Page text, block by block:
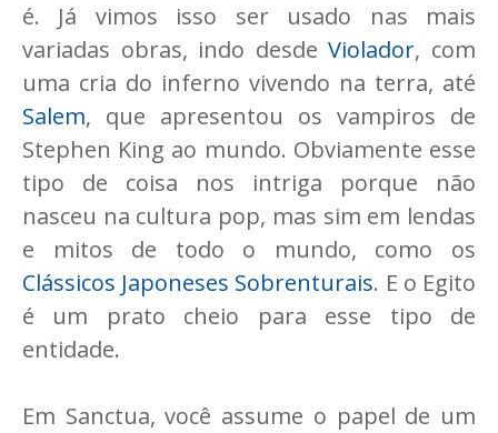
é. Já vimos isso ser usado nas mais
variadas obras, indo desdeViolador, com
uma cria do inferno vivendo na terra, até
Salem, que apresentou os vampiros de
Stephen King ao mundo. Obviamente esse
tipo de coisa nos intriga porque não
nasceu na cultura pop, mas sim em lendas
e mitos de todo o mundo, como os
Clássicos Japoneses Sobrenturais. E o Egito
é um prato cheio para esse tipo de
entidade.
Em Sanctua, você assume o papel de um